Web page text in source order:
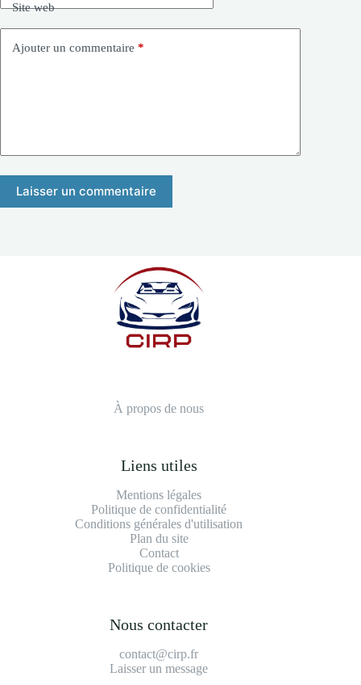
Site web
Ajouter un commentaire *
Laisser un commentaire
À propos de nous
Liens utiles
Mentions légales
Politique de confidentialité
Conditions générales d'utilisation
Plan du site
Contact
Politique de cookies
Nous contacter
contact@cirp.fr
Laisser un message